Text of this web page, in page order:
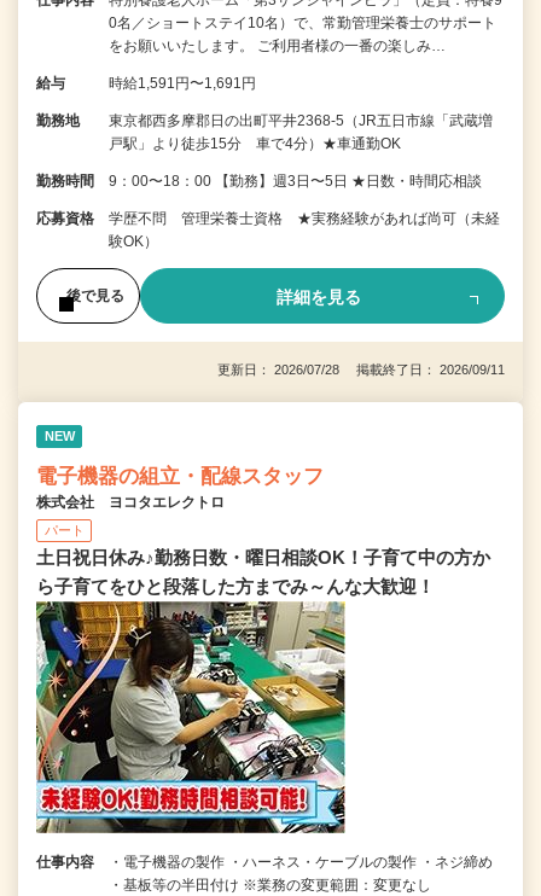
0名／ショートステイ10名）で、常勤管理栄養士のサポート
をお願いいたします。 ご利用者様の一番の楽しみ…
給与 時給1,591円〜1,691円
勤務地
東京都西多摩郡日の出町平井2368-5（JR五日市線「武蔵増
戸駅」より徒歩15分 車で4分）★車通勤OK
勤務時間 9：00〜18：00 【勤務】週3日〜5日 ★日数・時間応相談
応募資格
学歴不問 管理栄養士資格 ★実務経験があれば尚可（未経
験OK）
後で見る 詳細を見る
更新日： 2026/07/28 掲載終了日： 2026/09/11
NEW
電子機器の組立・配線スタッフ
株式会社 ヨコタエレクトロ
パート
土日祝日休み♪勤務日数・曜日相談OK！子育て中の方か
ら子育てをひと段落した方までみ～んな大歓迎！
仕事内容
・電子機器の製作 ・ハーネス・ケーブルの製作 ・ネジ締め
・基板等の半田付け ※業務の変更範囲：変更なし